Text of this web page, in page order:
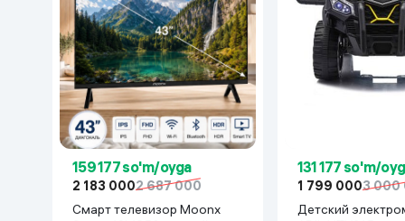
159 177 so'm/oyga
2 183 0002 687 000
Смарт телевизор Moonx
131 177 so'm/
1 799 0003 000
Детский